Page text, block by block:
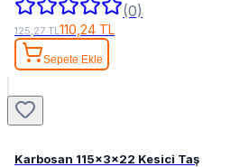
(0)
125,27 TL 110,24 TL
Sepete Ekle
Karbosan 115x3x22 Kesici Taş